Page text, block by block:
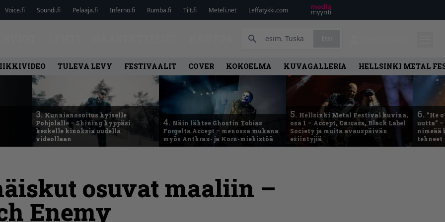
Voice.fi Soundi.fi Pelaaja.fi Inferno.fi Rumba.fi Tilt.fi Meteli.net Leffatykki.com
TULEVA LEVY FESTIVAALIT COVER KOKOELMA KUVAGALLERIA HELLSINKI METAL
3. Kunnianosoitus hyiselle
Pohjolalle – Shining hyppäsi
keskelle kinoksia uudella
videollaan
4. Näin lähtee Ghostin Tobias
Forgelta Accept – menossa mukana
myös Anthrax- ja Korn-miehistöä
5. Hellsinki Metal Festival kuvina,
osa 1 – Accept, Carcass, Black Label
Society ja muita avauspäivän
esiintyjiä
6. ”He
uutta”
nimeää
osuvat maaliin –
Enemy